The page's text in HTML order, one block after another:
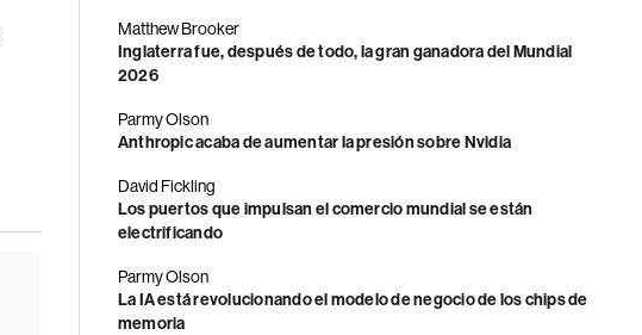
Matthew Brooker
Inglaterra fue, después de todo, la gran ganadora del Mundial
2026
Parmy Olson
Anthropic acaba de aumentar la presión sobre Nvidia
David Fickling
Los puertos que impulsan el comercio mundial se están
electrificando
Parmy Olson
La IA está revolucionando el modelo de negocio de los chips de
memoria